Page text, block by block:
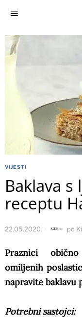
VIJESTI
Baklava s
receptu
22.05.2020. po
Praznici
omiljenih
napravite baklavu
Potrebni sastojci: